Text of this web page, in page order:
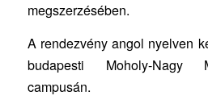
megszerzésében.
A rendezvény angol nyelven
budapesti Moholy-Nagy
campusán.